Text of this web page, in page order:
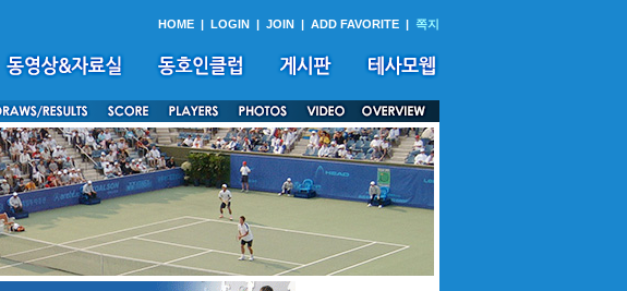
HOME | LOGIN | JOIN | ADD FAVORITE | 쪽지